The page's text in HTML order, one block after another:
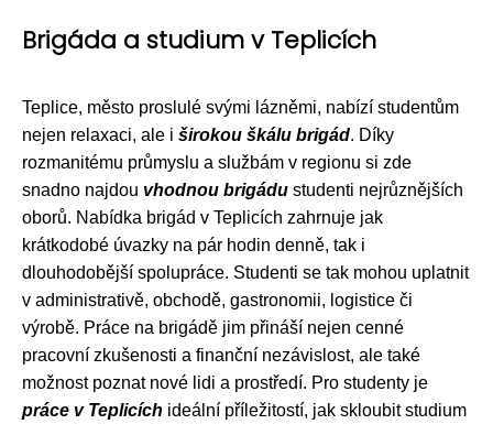
Brigáda a studium v Teplicích
Teplice, město proslulé svými lázněmi, nabízí studentům
nejen relaxaci, ale i širokou škálu brigád. Díky
rozmanitému průmyslu a službám v regionu si zde
snadno najdou vhodnou brigádu studenti nejrůznějších
oborů. Nabídka brigád v Teplicích zahrnuje jak
krátkodobé úvazky na pár hodin denně, tak i
dlouhodobější spolupráce. Studenti se tak mohou uplatnit
v administrativě, obchodě, gastronomii, logistice či
výrobě. Práce na brigádě jim přináší nejen cenné
pracovní zkušenosti a finanční nezávislost, ale také
možnost poznat nové lidi a prostředí. Pro studenty je
práce v Teplicích ideální příležitostí, jak skloubit studium